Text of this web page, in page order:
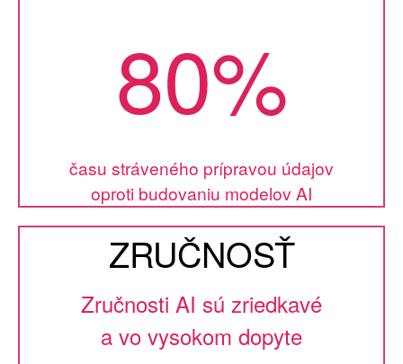
80%
času stráveného prípravou údajov
oproti budovaniu modelov AI
ZRUČNOSŤ
Zručnosti AI sú zriedkavé
a vo vysokom dopyte